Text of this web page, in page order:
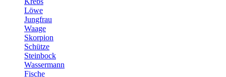
Löwe
Jungfrau
Waage
Skorpion
Schütze
Steinbock
Wassermann
Fische